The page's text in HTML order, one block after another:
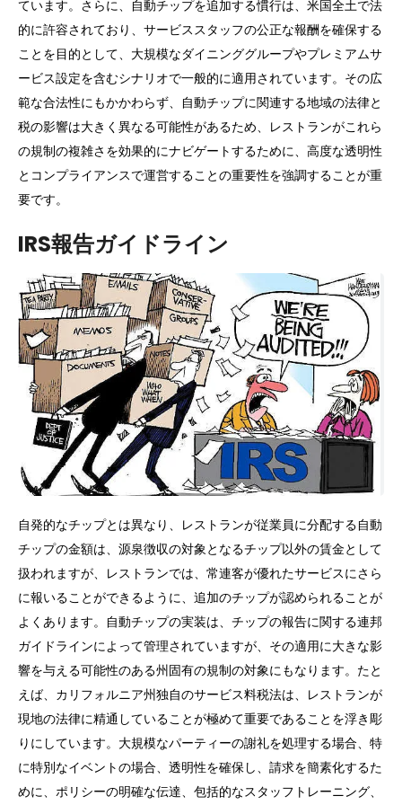
ています。さらに、自動チップを追加する慣行は、米国全土で法
的に許容されており、サービススタッフの公正な報酬を確保する
ことを目的として、大規模なダイニンググループやプレミアムサ
ービス設定を含むシナリオで一般的に適用されています。その広
範な合法性にもかかわらず、自動チップに関連する地域の法律と
税の影響は大きく異なる可能性があるため、レストランがこれら
の規制の複雑さを効果的にナビゲートするために、高度な透明性
とコンプライアンスで運営することの重要性を強調することが重
要です。
IRS報告ガイドライン
自発的なチップとは異なり、レストランが従業員に分配する自動
チップの金額は、源泉徴収の対象となるチップ以外の賃金として
扱われますが、レストランでは、常連客が優れたサービスにさら
に報いることができるように、追加のチップが認められることが
よくあります。自動チップの実装は、チップの報告に関する連邦
ガイドラインによって管理されていますが、その適用に大きな影
響を与える可能性のある州固有の規制の対象にもなります。たと
えば、カリフォルニア州独自のサービス料税法は、レストランが
現地の法律に精通していることが極めて重要であることを浮き彫
りにしています。大規模なパーティーの謝礼を処理する場合、特
に特別なイベントの場合、透明性を確保し、請求を簡素化するた
めに、ポリシーの明確な伝達、包括的なスタッフトレーニング、